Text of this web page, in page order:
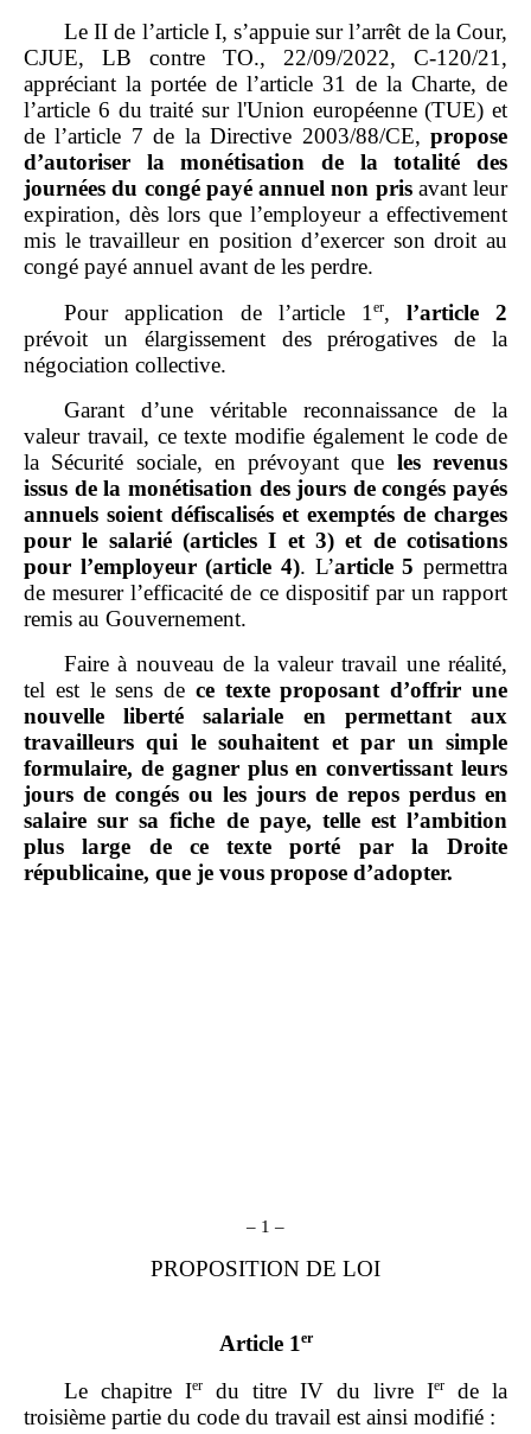
Le II de l’article I, s’appuie sur l’arrêt de la Cour,
CJUE, LB contre TO., 22/09/2022, C‑120/21,
appréciant la portée de l’article 31 de la Charte, de
l’article 6 dutraité sur l'Union européenne (TUE) et
de l’article 7 de la Directive 2003/88/CE, propose
d’autoriser la monétisation de la totalité des
journées du congé payé annuel non prisavant leur
expiration, dès lors que l’employeur a effectivement
mis le travailleur en position d’exercer son droit au
congé payé annuel avant de les perdre.
Pour application de l’article 1er, l’article
2
prévoit un élargissement des prérogatives de la
négociation collective.
Garant d’une véritable reconnaissance de la
valeur travail, ce texte modifie également le code de
la Sécurité sociale, en prévoyant que les revenus
issus de la monétisation des jours de congés payés
annuels soient défiscalisés et exemptés de charges
pour le salarié (articles I et 3) et de cotisations
pour l’employeur (article 4). L’article 5 permettra
de mesurer l’efficacité de ce dispositif par un rapport
remis au Gouvernement.
Faire à nouveau de la valeur travail une réalité,
tel est le sens de ce texte proposant d’offrir une
nouvelle liberté salariale en permettant aux
travailleurs qui le souhaitent et par un simple
formulaire, de gagner plus en convertissant leurs
jours de congés ou les jours de repos perdus en
salaire sur sa fiche de paye, telle est l’ambition
plus large de ce texte porté par la Droite
républicaine, que je vous propose d’adopter.
– 1 –
PROPOSITION DE LOI
Article 1er
Le chapitre Ier du titre IV du livre Ier
de la
troisième partie du code du travail est ainsi modifié :